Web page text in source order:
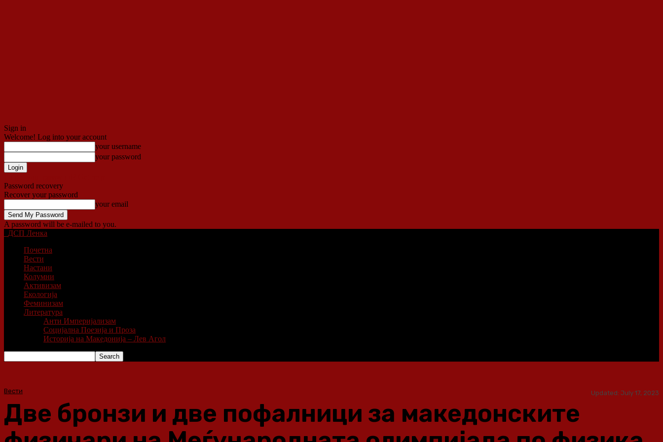
Sign in
Welcome! Log into your account
your username
your password
Password recovery
Recover your password
your email
A password will be e-mailed to you.
ДСП Ленка
Почетна
Вести
Настани
Колумни
Активизам
Екологија
Феминизам
Литература
Анти Империјализам
Социјална Поезија и Проза
Историја на Македонија – Лев Агол
Вести Updated: July 17, 2023
Две бронзи и две пофалници за македонските